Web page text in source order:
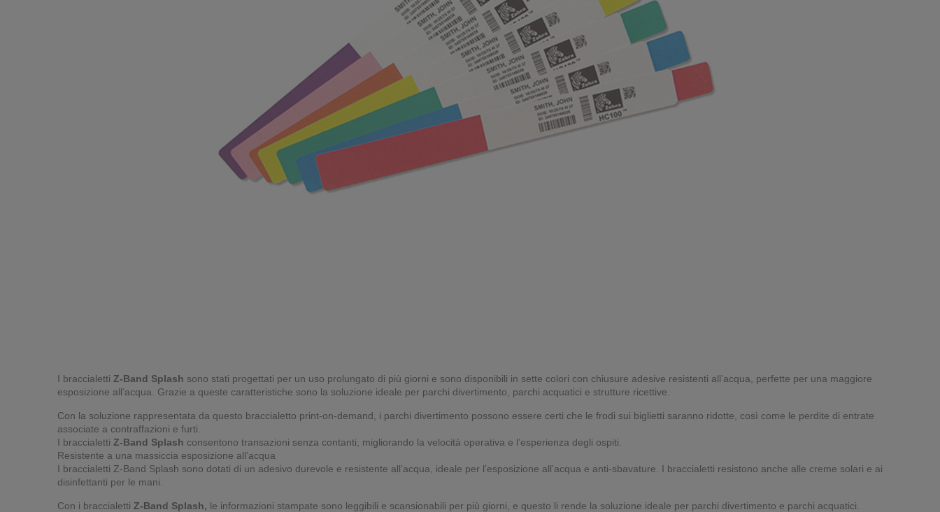
I braccialetti Z-Band Splash sono stati progettati per un uso prolungato di più giorni e sono disponibili in sette colori con chiusure adesive resistenti all’acqua, perfette per una maggiore
esposizione all’acqua. Grazie a queste caratteristiche sono la soluzione ideale per parchi divertimento, parchi acquatici e strutture ricettive.
Con la soluzione rappresentata da questo braccialetto print-on-demand, i parchi divertimento possono essere certi che le frodi sui biglietti saranno ridotte, così come le perdite di entrate
associate a contraffazioni e furti.
I braccialetti Z-Band Splash consentono transazioni senza contanti, migliorando la velocità operativa e l’esperienza degli ospiti.
Resistente a una massiccia esposizione all’acqua
I braccialetti Z-Band Splash sono dotati di un adesivo durevole e resistente all’acqua, ideale per l’esposizione all’acqua e anti-sbavature. I braccialetti resistono anche alle creme solari e ai
disinfettanti per le mani.
Con i braccialetti Z-Band Splash, le informazioni stampate sono leggibili e scansionabili per più giorni, e questo li rende la soluzione ideale per parchi divertimento e parchi acquatici.